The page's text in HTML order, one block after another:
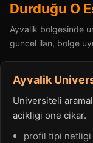
Durduğu O
Ayvalik bolgesinde
guncel ilan, bolge
Ayvalik
Universiteli
acikligi one cikar.
profil tipi netligi